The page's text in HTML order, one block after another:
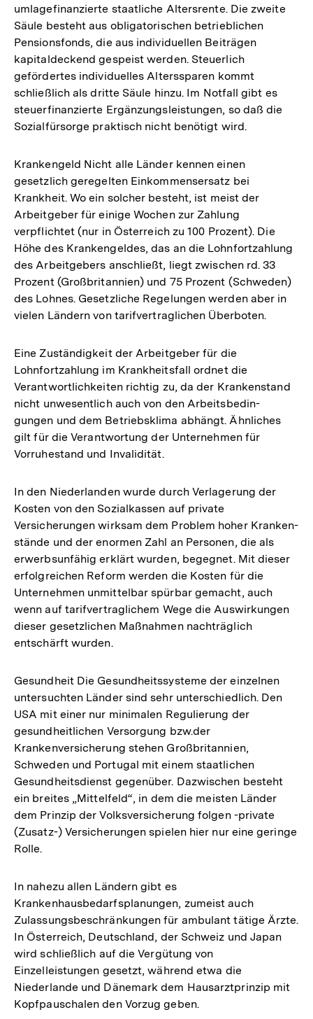
umlagefinanzierte staatliche Altersrente. Die zweite
Säule besteht aus obligatorischen betrieblichen
Pensionsfonds, die aus individuellen Beiträgen
kapitaldeckend gespeist werden. Steuerlich
gefördertes individuelles Alterssparen kommt
schließlich als dritte Säule hinzu. Im Notfall gibt es
steuerfinanzierte Ergänzungsleistungen, so daß die
Sozialfürsorge praktisch nicht benötigt wird.
Krankengeld Nicht alle Länder kennen einen
gesetzlich geregelten Einkommensersatz bei
Krankheit. Wo ein solcher besteht, ist meist der
Arbeitgeber für einige Wochen zur Zahlung
verpflichtet (nur in Österreich zu 100 Prozent). Die
Höhe des Krankengeldes, das an die Lohnfortzahlung
des Arbeitgebers anschließt, liegt zwischen rd. 33
Prozent (Großbritannien) und 75 Prozent (Schweden)
des Lohnes. Gesetzliche Regelungen werden aber in
vielen Ländern von tarifvertraglichen Überboten.
Eine Zuständigkeit der Arbeitgeber für die
Lohnfortzahlung im Krankheitsfall ordnet die
Verantwortlichkeiten richtig zu, da der Krankenstand
nicht unwesentlich auch von den Arbeitsbedin-
gungen und dem Betriebsklima abhängt. Ähnliches
gilt für die Verantwortung der Unternehmen für
Vorruhestand und Invalidität.
In den Niederlanden wurde durch Verlagerung der
Kosten von den Sozialkassen auf private
Versicherungen wirksam dem Problem hoher Kranken-
stände und der enormen Zahl an Personen, die als
erwerbsunfähig erklärt wurden, begegnet. Mit dieser
erfolgreichen Reform werden die Kosten für die
Unternehmen unmittelbar spürbar gemacht, auch
wenn auf tarifvertraglichem Wege die Auswirkungen
dieser gesetzlichen Maßnahmen nachträglich
entschärft wurden.
Gesundheit Die Gesundheitssysteme der einzelnen
untersuchten Länder sind sehr unterschiedlich. Den
USA mit einer nur minimalen Regulierung der
gesundheitlichen Versorgung bzw.der
Krankenversicherung stehen Großbritannien,
Schweden und Portugal mit einem staatlichen
Gesundheitsdienst gegenüber. Dazwischen besteht
ein breites „Mittelfeld“, in dem die meisten Länder
dem Prinzip der Volksversicherung folgen -private
(Zusatz-) Versicherungen spielen hier nur eine geringe
Rolle.
In nahezu allen Ländern gibt es
Krankenhausbedarfsplanungen, zumeist auch
Zulassungsbeschränkungen für ambulant tätige Ärzte.
In Österreich, Deutschland, der Schweiz und Japan
wird schließlich auf die Vergütung von
Einzelleistungen gesetzt, während etwa die
Niederlande und Dänemark dem Hausarztprinzip mit
Kopfpauschalen den Vorzug geben.